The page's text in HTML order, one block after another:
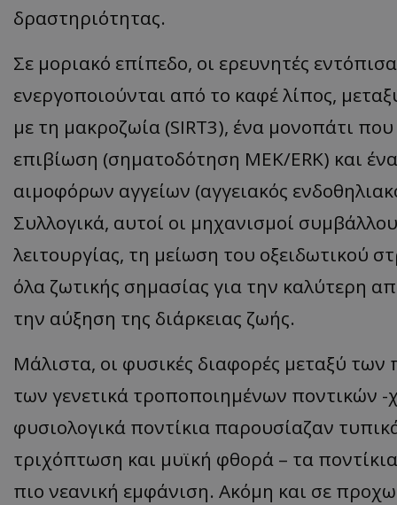
δραστηριότητας.
Σε μοριακό επίπεδο, οι ερευνητές
ενεργοποιούνται από το καφέ λίπος,
με τη μακροζωία (SIRT3), ένα μονοπάτι
επιβίωση (σηματοδότηση MEK/ERK) και
αιμοφόρων αγγείων (αγγειακός
Συλλογικά, αυτοί οι μηχανισμοί
λειτουργίας, τη μείωση του οξειδωτικού
όλα ζωτικής σημασίας για την καλύτερη
την αύξηση της διάρκειας ζωής.
Μάλιστα, οι φυσικές διαφορές μεταξύ
των γενετικά τροποποιημένων ποντικών
φυσιολογικά ποντίκια παρουσίαζαν
τριχόπτωση και μυϊκή φθορά – τα
πιο νεανική εμφάνιση. Ακόμη και σε